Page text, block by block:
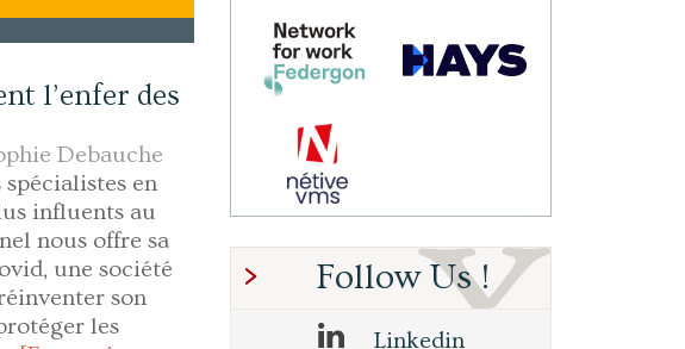
l’enfer des
Debauche
spécialistes en
influents au
nous offre sa
une société
son
les
Follow Us !
Linkedin